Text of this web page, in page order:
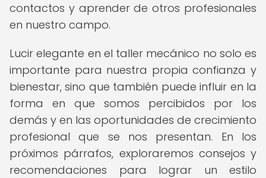
contactos y aprender de otros profesionales
en nuestro campo.
Lucir elegante en el taller mecánico no solo es
importante para nuestra propia confianza y
bienestar, sino que también puede influir en la
forma en que somos percibidos por los
demás y en las oportunidades de crecimiento
profesional que se nos presentan. En los
próximos párrafos, exploraremos consejos y
recomendaciones para lograr un estilo